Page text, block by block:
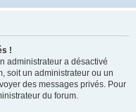
!
administrateur a désactivé
soit un administrateur ou un
des messages privés. Pour
du forum.